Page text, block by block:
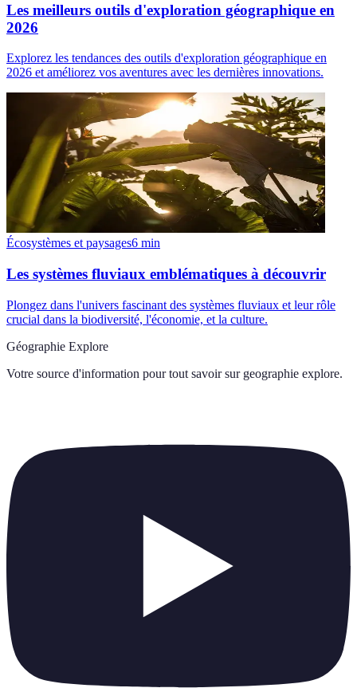
Les meilleurs outils d'exploration géographique en
2026
Explorez les tendances des outils d'exploration géographique en
2026 et améliorez vos aventures avec les dernières innovations.
Écosystèmes et paysages6 min
Les systèmes fluviaux emblématiques à découvrir
Plongez dans l'univers fascinant des systèmes fluviaux et leur rôle
crucial dans la biodiversité, l'économie, et la culture.
Géographie Explore
Votre source d'information pour tout savoir sur geographie explore.